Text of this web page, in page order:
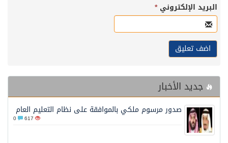
البريد الإلكتروني*
جديد الأخبار
صدور مرسوم ملكي بالموافقة على نظام التعليم العام
617